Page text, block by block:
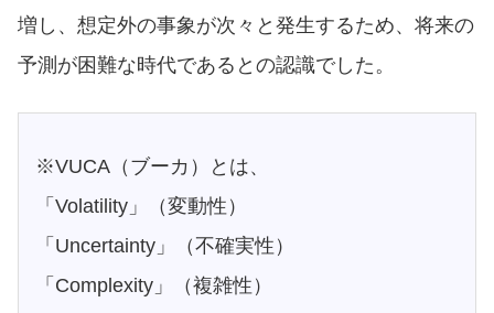
増し、想定外の事象が次々と発生するため、将来の
予測が困難な時代であるとの認識でした。
※VUCA（ブーカ）とは、
「Volatility」（変動性）
「Uncertainty」（不確実性）
「Complexity」（複雑性）